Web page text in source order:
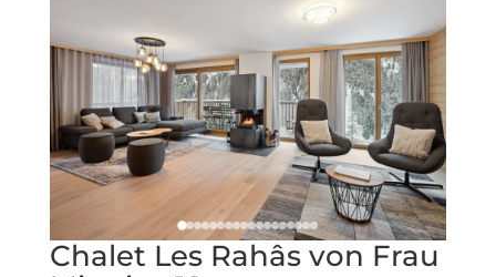
Chalet Les Rahâs von Frau